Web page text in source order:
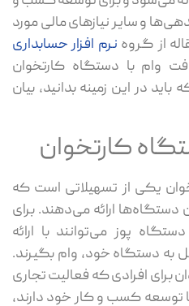
و سایر نیازهای مالی مورد
از گروه نرم افزار حسابداری
وام با دستگاه کارتخوان
در این زمینه بدانید، بیان
کارتخوان
یکی از تسهیلاتی است که
دستگاه‌ها ارائه می‌دهند. برای
پوز می‌توانند با ارائه
دستگاه خود، وام بگیرند.
برای افرادی که فعالیت تجاری
توسعه کسب و کار خود دارند،